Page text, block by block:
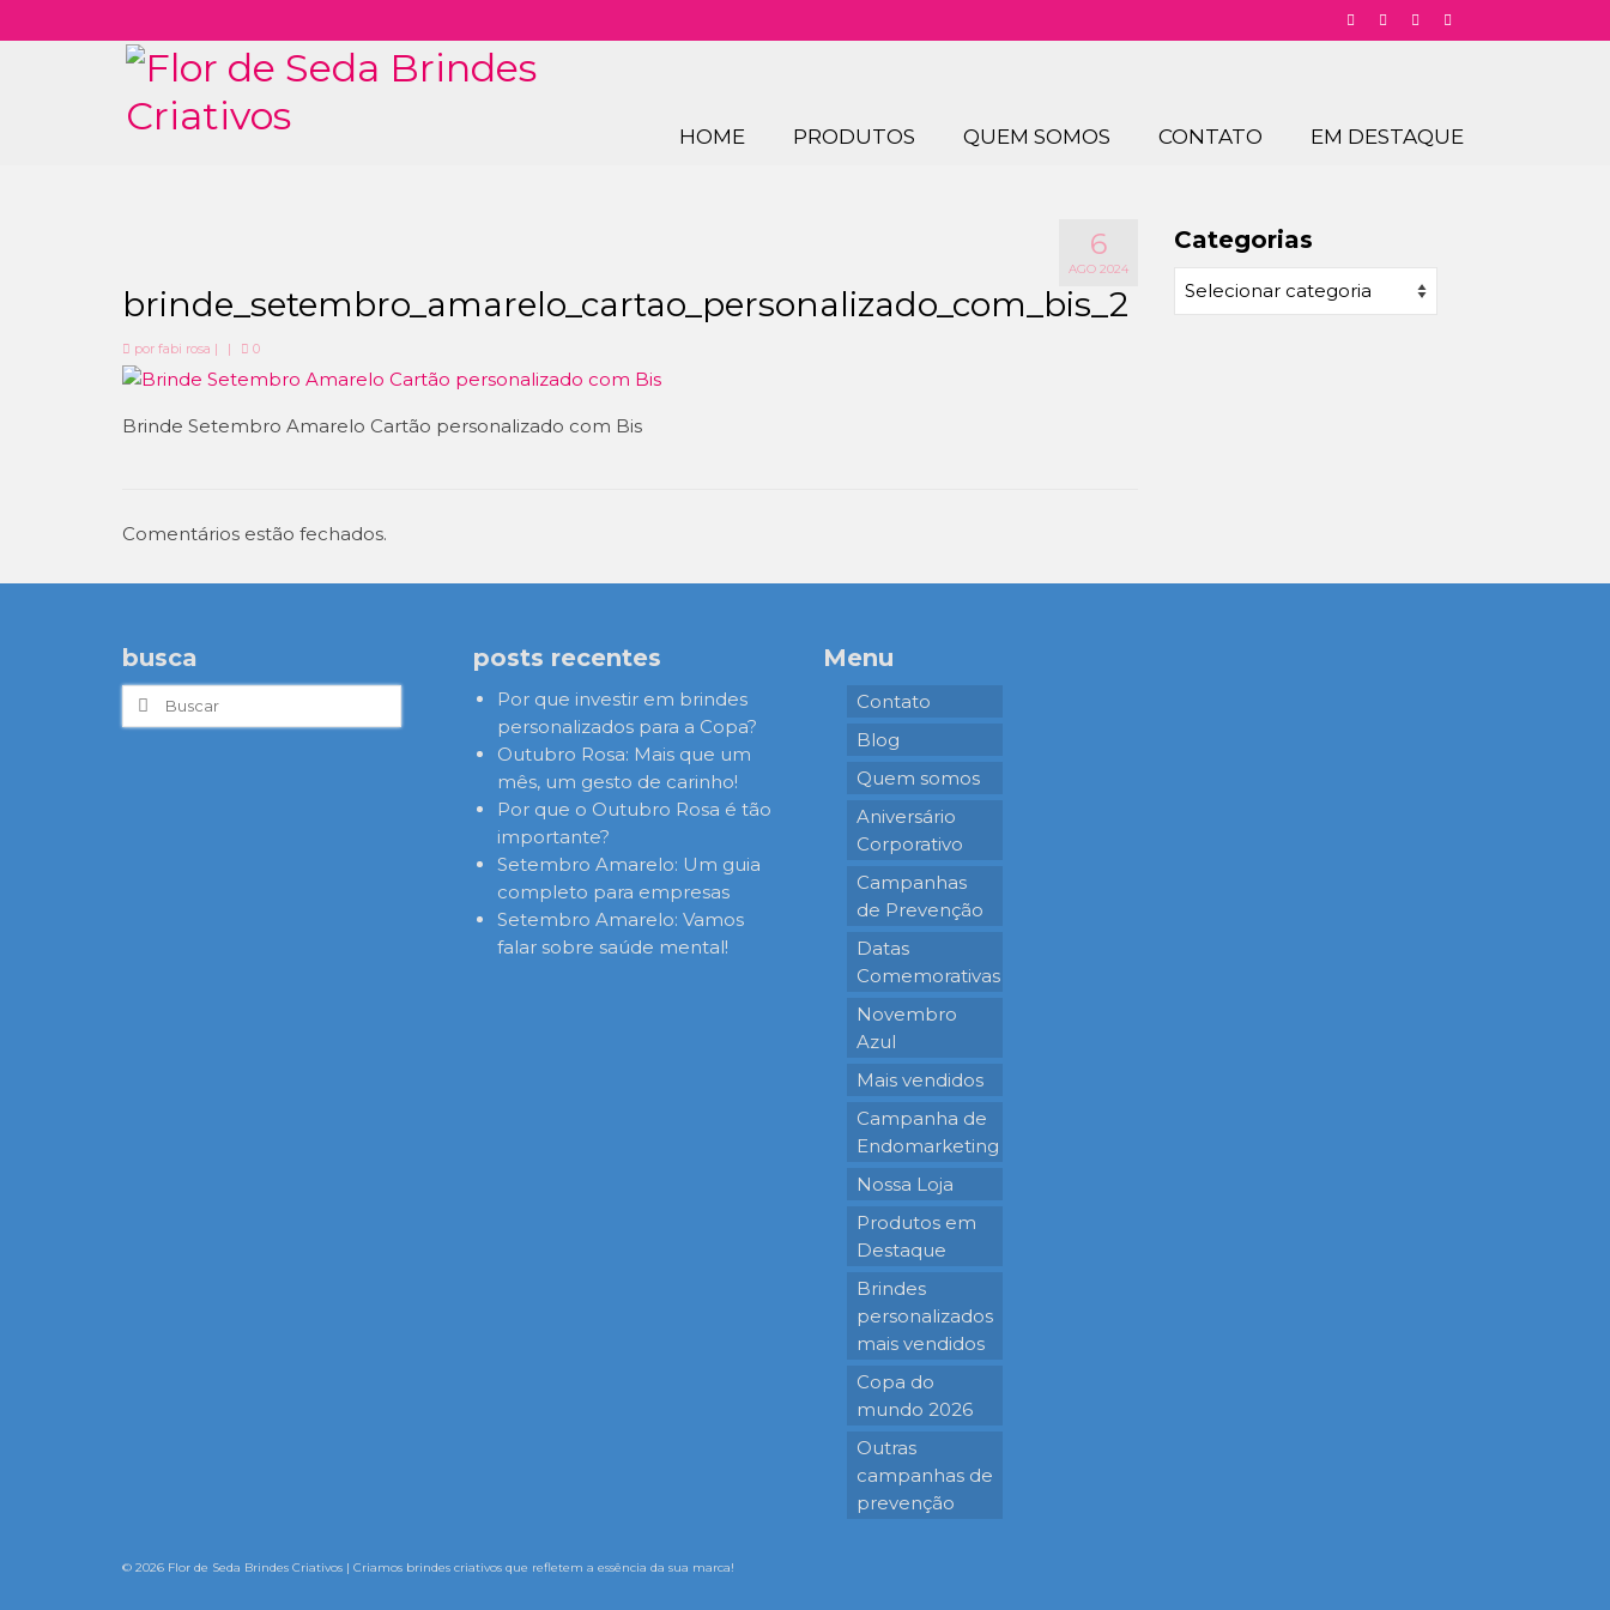
HOME PRODUTOS QUEM SOMOS CONTATO EM DESTAQUE
6
AGO 2024
brinde_setembro_amarelo_cartao_personalizado_com_bis_2
por fabi rosa | | 0
Brinde Setembro Amarelo Cartão personalizado com Bis
Comentários estão fechados.
Categorias
Categorias
busca
Buscar
por:
posts recentes
Por que investir em brindes
personalizados para a Copa?
Outubro Rosa: Mais que um
mês, um gesto de carinho!
Por que o Outubro Rosa é tão
importante?
Setembro Amarelo: Um guia
completo para empresas
Setembro Amarelo: Vamos
falar sobre saúde mental!
Menu
Contato
Blog
Quem somos
Aniversário
Corporativo
Campanhas
de Prevenção
Datas
Comemorativas
Novembro
Azul
Mais vendidos
Campanha de
Endomarketing
Nossa Loja
Produtos em
Destaque
Brindes
personalizados
mais vendidos
Copa do
mundo 2026
Outras
campanhas de
prevenção
© 2026 Flor de Seda Brindes Criativos | Criamos brindes criativos que refletem a essência da sua marca!